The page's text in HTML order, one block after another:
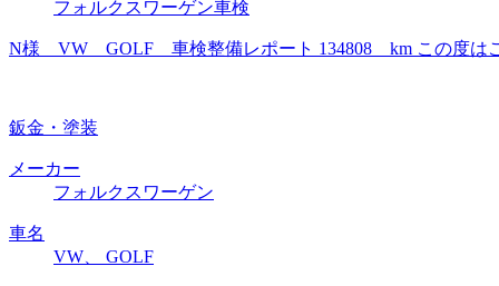
フォルクスワーゲン車検
N様 VW GOLF 車検整備レポート 134808 km この度はご
鈑金・塗装
メーカー
フォルクスワーゲン
車名
VW、 GOLF